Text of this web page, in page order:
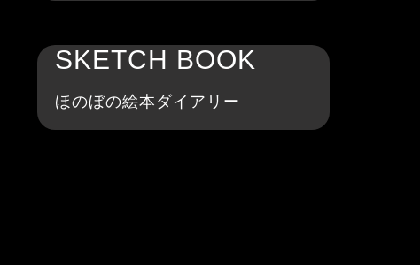
SKETCH BOOK
ほのぼの絵本ダイアリー